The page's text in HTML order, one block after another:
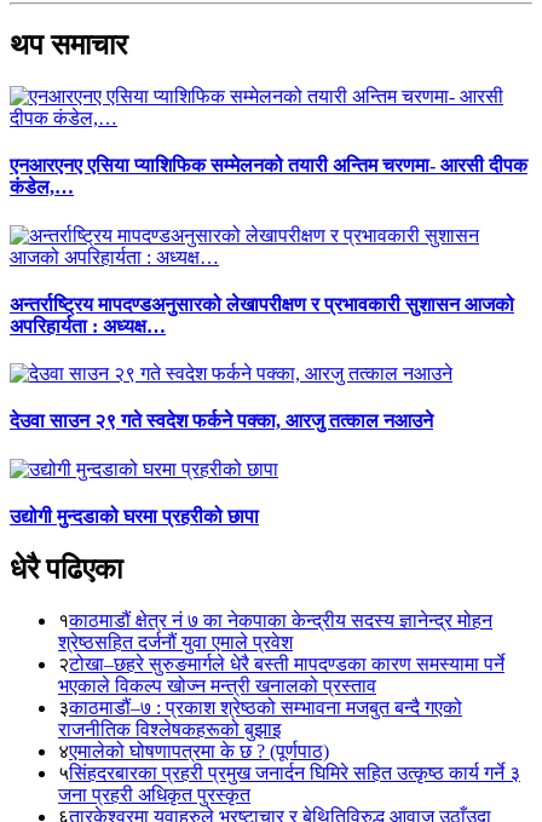
थप समाचार
एनआरएनए एसिया प्याशिफिक सम्मेलनको तयारी अन्तिम चरणमा- आरसी दीपक
कंडेल,…
अन्तर्राष्ट्रिय मापदण्डअनुसारको लेखापरीक्षण र प्रभावकारी सुशासन आजको
अपरिहार्यता : अध्यक्ष…
देउवा साउन २९ गते स्वदेश फर्कने पक्का, आरजु तत्काल नआउने
उद्योगी मुन्दडाको घरमा प्रहरीको छापा
धेरै पढिएका
१काठमाडौं क्षेत्र नं ७ का नेकपाका केन्द्रीय सदस्य ज्ञानेन्द्र मोहन
श्रेष्ठसहित दर्जनौं युवा एमाले प्रवेश
२टोखा–छहरे सुरुङमार्गले धेरै बस्ती मापदण्डका कारण समस्यामा पर्ने
भएकाले विकल्प खोज्न मन्त्री खनालको प्रस्ताव
३काठमाडौं–७ : प्रकाश श्रेष्ठको सम्भावना मजबुत बन्दै गएको
राजनीतिक विश्लेषकहरूको बुझाइ
४एमालेको घोषणापत्रमा के छ ? (पूर्णपाठ)
५सिंहदरबारका प्रहरी प्रमुख जनार्दन घिमिरे सहित उत्कृष्ठ कार्य गर्ने ३
जना प्रहरी अधिकृत पुरस्कृत
६तारकेश्वरमा युवाहरुले भ्रष्टाचार र बेथितिविरुद्ध आवाज उठाँउदा